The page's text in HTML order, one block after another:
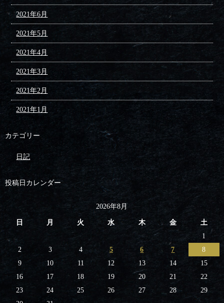
2021年6月
2021年5月
2021年4月
2021年3月
2021年2月
2021年1月
カテゴリー
日記
投稿日カレンダー
2026年8月
日 月 火 水 木 金
土
1
2
3 4 5 6 7
8
9
10 11 12 13 14
15
16
17 18 19 20 21
22
23
24 25 26 27 28
29